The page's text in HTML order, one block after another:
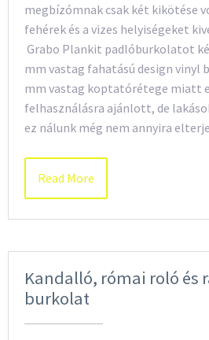
megbízómnak csak két kikötése
fehérek és a vizes helyiségeket
Grabo Plankit padlóburkolatot
mm vastag fahatású design vinyl
mm vastag koptatórétege miatt
felhasználásra ajánlott, de
ez nálunk még nem annyira
Read More
Kandalló, római roló és
burkolat